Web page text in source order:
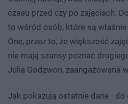
czasu przed czy po zajęciach.
to wśród osób, które są
One, przez to, że większość
nie mają szansy poznać
Julia Godzwon, zaangażowana
Jak pokazują ostatnie dane - do